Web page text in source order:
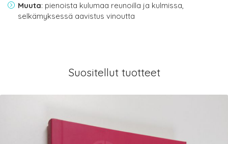
Muuta: pienoista kulumaa reunoilla ja kulmissa,
selkämyksessä aavistus vinoutta
Suositellut tuotteet